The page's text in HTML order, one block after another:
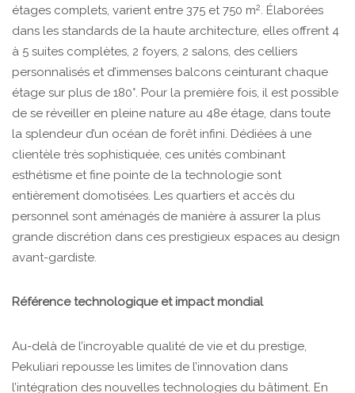
étages complets, varient entre 375 et 750 m2. Élaborées
dans les standards de la haute architecture, elles offrent 4
à 5 suites complètes, 2 foyers, 2 salons, des celliers
personnalisés et d’immenses balcons ceinturant chaque
étage sur plus de 180°. Pour la première fois, il est possible
de se réveiller en pleine nature au 48e étage, dans toute
la splendeur d’un océan de forêt infini. Dédiées à une
clientèle très sophistiquée, ces unités combinant
esthétisme et fine pointe de la technologie sont
entièrement domotisées. Les quartiers et accès du
personnel sont aménagés de manière à assurer la plus
grande discrétion dans ces prestigieux espaces au design
avant-gardiste.
Référence technologique et impact mondial
Au-delà de l’incroyable qualité de vie et du prestige,
Pekuliari repousse les limites de l’innovation dans
l’intégration des nouvelles technologies du bâtiment. En